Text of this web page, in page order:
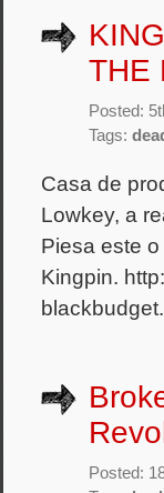
THE
Posted:
Tags:
Casa de
Lowkey, a
Piesa este
Kingpin.
Posted: